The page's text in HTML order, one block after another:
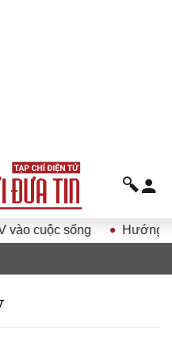
sống Hướng tới Đại